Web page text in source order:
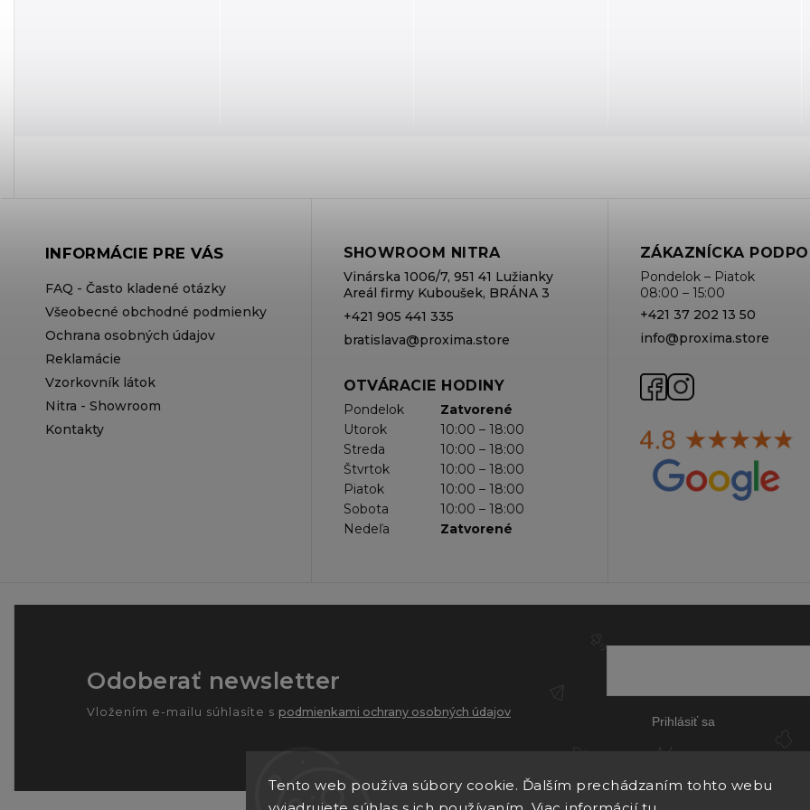
Tento web používa súbory cookie. Ďalším prechádzaním tohto webu
INFORMÁCIE PRE VÁS
FAQ - Často kladené otázky
Všeobecné obchodné podmienky
Ochrana osobných údajov
Reklamácie
Vzorkovník látok
Nitra - Showroom
Kontakty
SHOWROOM NITRA
Vinárska 1006/7, 951 41 Lužianky
Areál firmy Kuboušek, BRÁNA 3
+421 905 441 335
bratislava@proxima.store
OTVÁRACIE HODINY
Pondelok
Zatvorené
Utorok
10:00 – 18:00
Streda
10:00 – 18:00
Štvrtok
10:00 – 18:00
Piatok
10:00 – 18:00
Sobota
10:00 – 18:00
Nedeľa
Zatvorené
ZÁKAZNÍCKA
Pondelok – Piatok
08:00 – 15:00
+421 37 202 13 50
info@proxima.store
Odoberať newsletter
Vložením e-mailu súhlasíte s podmienkami ochrany osobných údajov
Prihlásiť sa